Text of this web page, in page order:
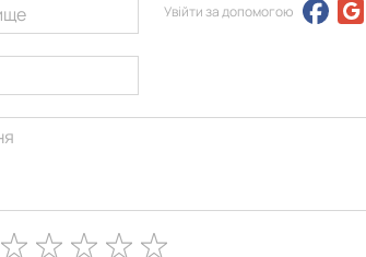
Увійти за допомогою